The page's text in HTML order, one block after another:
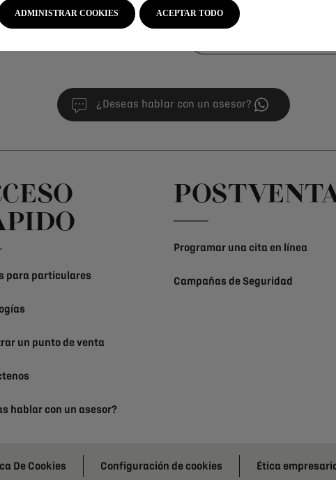
aux professionnels Retrouvez votre point de
¿Deseas hablar con un asesor?
para particulares
un punto de venta
hablar con un asesor?
Programar una cita en línea
Campañas de Seguridad
De Cookies Configuración de cookies Ética
ADMINISTRAR COOKIES ACEPTAR TODO